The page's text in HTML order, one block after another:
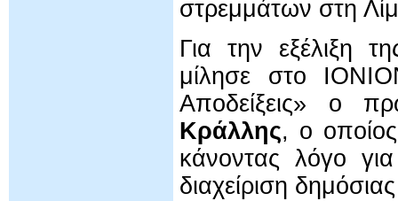
στρεμμάτων στη
Για την εξέλιξη
μίλησε στο
Αποδείξεις» ο
Κράλλης, ο
κάνοντας λόγο
διαχείριση